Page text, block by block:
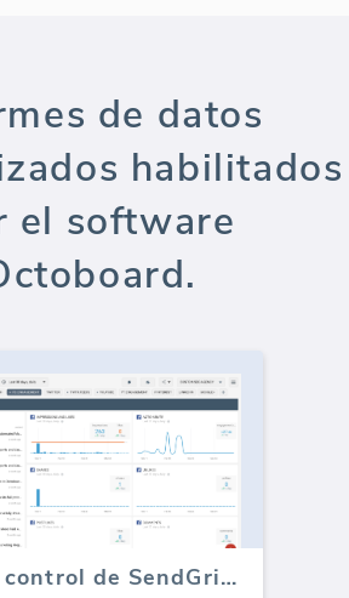
de datos
habilitados
el software
Panel de control de SendGrid Email Marketing